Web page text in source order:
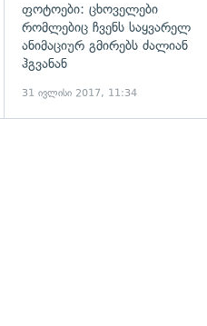
ფოტოები: ცხოველები
რომლებიც ჩვენს საყვარელ
ანიმაციურ გმირებს ძალიან
ჰგვანან
31 ივლისი 2017, 11:34